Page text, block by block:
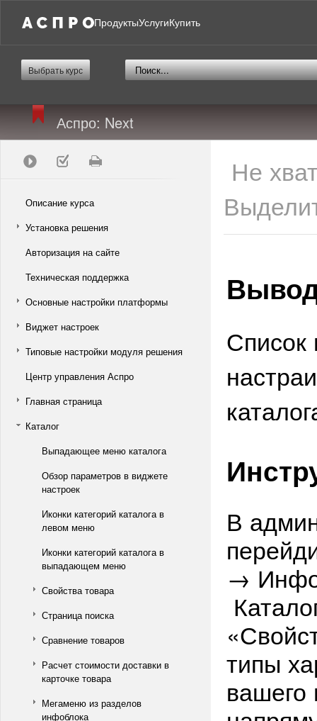
ПродуктыУслугиКупить
Выбрать курс
Аспро: Next
Описание курса
Установка решения
Авторизация на сайте
Техническая поддержка
Основные настройки платформы
Виджет настроек
Типовые настройки модуля решения
Центр управления Аспро
Главная страница
Каталог
Выпадающее меню каталога
Обзор параметров в виджете
настроек
Иконки категорий каталога в
левом меню
Иконки категорий каталога в
выпадающем меню
Свойства товара
Страница поиска
Сравнение товаров
Расчет стоимости доставки в
карточке товара
Мегаменю из разделов
инфоблока
Не
Список
В
→
типы
вашего